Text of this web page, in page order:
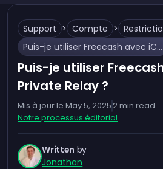
Support > Compte >
Puis-je utiliser Freecash avec iCloud Private Relay ?
Puis-je utiliser
Private Relay ?
Mis à jour le May 5, 20252min read
Notre processus éditorial
Written by
Jonathan